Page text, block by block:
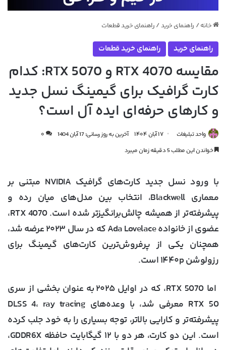
خانه / راهنمای خرید/ راهنمای خرید قطعات
راهنمای خرید راهنمای خرید قطعات
مقایسه RTX 4070 و RTX 5070: کدام
کارت گرافیک برای گیمینگ نسل جدید
و کارهای حرفه‌ای ایده ‌آل است؟
واحد تبلیغات ۱۷ آبان ۱۴۰۴ آخرین به روز رسانی: 17 آبان 1404
۰
خواندن این مطلب 5 دقیقه زمان میبرد
با ورود نسل جدید کارت‌های گرافیک NVIDIA مبتنی بر
معماری Blackwell، انتخاب بین مدل‌های میان ‌رده و
پیشرفته‌تر از همیشه چالش‌برانگیزتر شده است.RTX 4070،
عضوی از خانواده Ada Lovelace که در سال ۲۰۲۳ عرضه شد،
همچنان یکی از پرفروش‌ترین کارت‌های گیمینگ برای
رزولوشن ۱۴۴۰p است.
اماRTX 5070
، که در اوایل ۲۰۲۵ به عنوان بخشی از سری
RTX 50 معرفی شد، با وعده‌های DLSS 4، ray tracing
پیشرفته‌تر و کارایی بالاتر، توجه بسیاری را به خود جلب کرده
است. این دو کارت، هر دو با ۱۲ گیگابایت حافظه GDDR6X،